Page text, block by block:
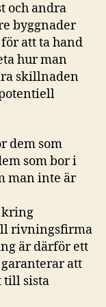
och andra
byggnader
att ta hand
hur man
skillnaden
dem som
som bor i
man inte är
kring
rivningsfirma
är därför ett
att
till sista